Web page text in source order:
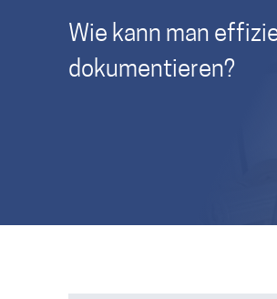
Wie kann man
dokumentieren?